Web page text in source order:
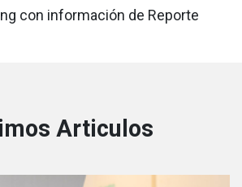
con información de Reporte
Articulos